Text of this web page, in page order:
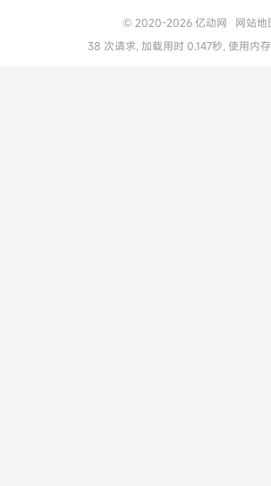
© 2020-2026亿动网
网站地
38 次请求, 加载用时 0.147秒, 使用内